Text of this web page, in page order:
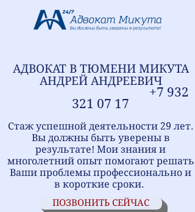
АДВОКАТ В ТЮМЕНИ МИКУТА
АНДРЕЙ АНДРЕЕВИЧ
+7 932
321 07 17
Стаж успешной деятельности 29 лет.
Вы должны быть уверены в
результате! Мои знания и
многолетний опыт помогают решать
Ваши проблемы профессионально и
в короткие сроки.
ПОЗВОНИТЬ СЕЙЧАС